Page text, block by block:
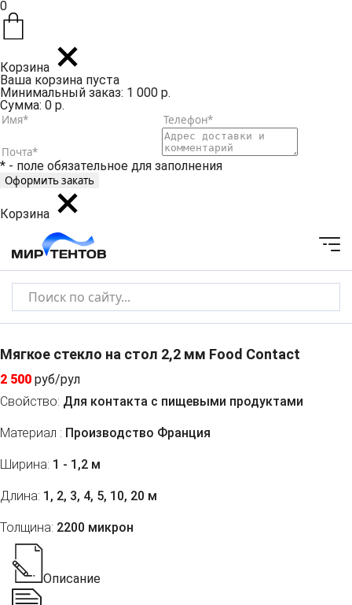
0
Корзина
Ваша корзина пуста
Минимальный заказ: 1 000 р.
Сумма: 0 р.
* - поле обязательное для заполнения
Корзина
Мягкое стекло на стол 2,2 мм Food Contact
2 500 руб/рул
Свойство: Для контакта с пищевыми продуктами
Материал : Производство Франция
Ширина: 1 - 1,2 м
Длина: 1, 2, 3, 4, 5, 10, 20 м
Толщина: 2200 микрон
Описание